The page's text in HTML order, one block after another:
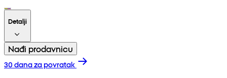
Detalji
Nađi prodavnicu
30 dana za povratak